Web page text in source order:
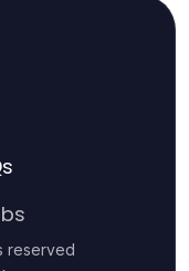
reserved